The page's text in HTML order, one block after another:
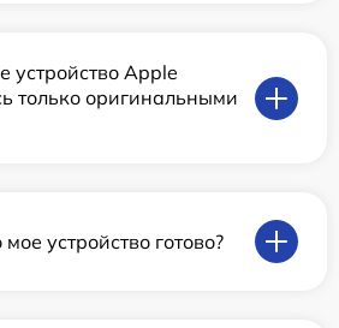
устройство Apple
только оригинальными
устройство готово?